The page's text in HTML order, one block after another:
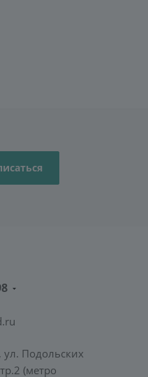
ул. Подольских
(метро